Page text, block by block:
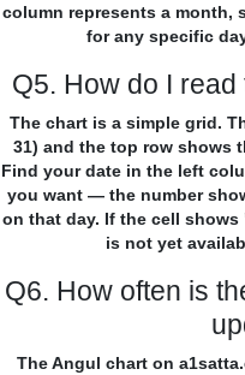
column represents a month,
for any specific
Q5. How do I
The chart is a simple grid.
31) and the top row shows
Find your date in the left
you want — the number
on that day. If the cell
is not yet
Q6. How often is
The Angul chart on